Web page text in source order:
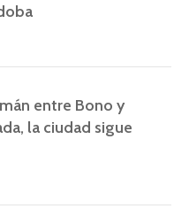
entre Bono y
la ciudad sigue